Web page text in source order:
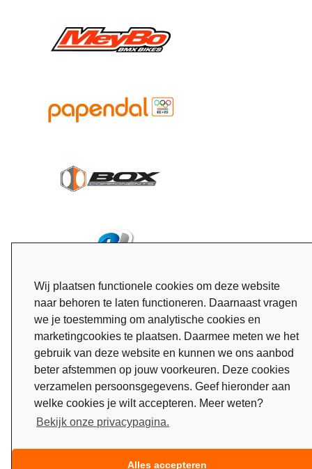
Wij plaatsen functionele cookies om deze website
naar behoren te laten functioneren. Daarnaast vragen
we je toestemming om analytische cookies en
marketingcookies te plaatsen. Daarmee meten we het
gebruik van deze website en kunnen we ons aanbod
beter afstemmen op jouw voorkeuren. Deze cookies
verzamelen persoonsgegevens. Geef hieronder aan
welke cookies je wilt accepteren. Meer weten?
Bekijk onze privacypagina.
Alles accepteren